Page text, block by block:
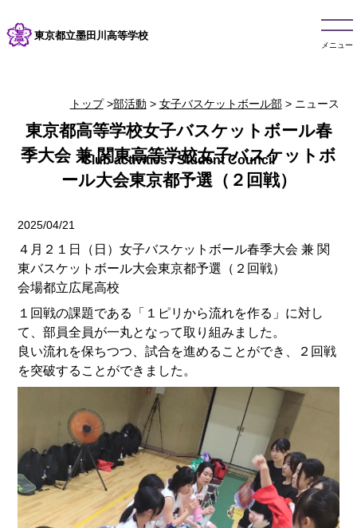
東京都立墨田川高等学校
メニュー
トップ>部活動 > 女子バスケットボール部> ニュース
東京都高等学校女子バスケットボール春
季大会 兼 関東高等学校女子バスケットボ
ール大会東京都予選（２回戦）
2025/04/21
４月２１日（日）女子バスケットボール春季大会 兼 関
東バスケットボール大会東京都予選（２回戦）
会場都立広尾高校
１回戦の課題である「１ピリから流れを作る」に対し
て、部員全員が一丸となって取り組みました。
良い流れを保ちつつ、試合を進めることができ、２回戦
を突破することができました。